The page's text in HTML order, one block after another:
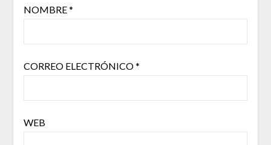
NOMBRE*
CORREO ELECTRÓNICO*
WEB